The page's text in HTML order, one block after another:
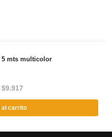
5 mts multicolor
$9.917
al carrito